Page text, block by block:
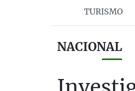
TURISMO
NACIONAL